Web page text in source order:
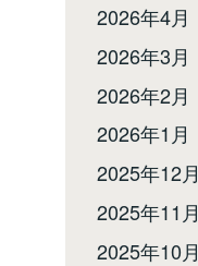
2026年4月
2026年3月
2026年2月
2026年1月
2025年12月
2025年11月
2025年10月